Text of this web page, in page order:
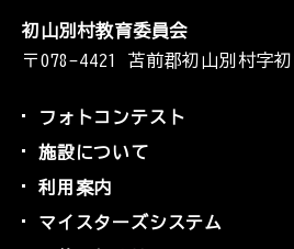
初山別村教育委員会
〒078-4421 苫前郡初山別村字
フォトコンテスト
施設について
利用案内
マイスターズシステム